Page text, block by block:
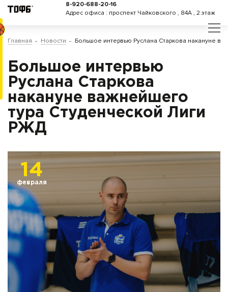
8-920-688-20-16
Адрес офиса : проспект Чайковского , 84А , 2 этаж
Главная Новости Большое интервью Руслана Старкова накануне
Большое интервью
Руслана Старкова
накануне важнейшего
тура Студенческой Лиги
РЖД
14
февраля